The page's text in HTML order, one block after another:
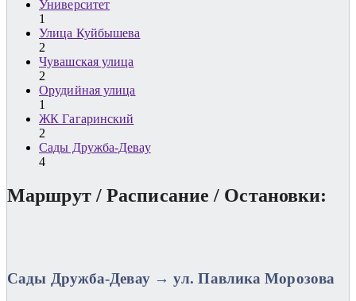
Университет
1
Улица Куйбышева
2
Чувашская улица
2
Орудийная улица
1
ЖК Гагаринский
2
Сады Дружба-Девау
4
Маршрут / Расписание / Остановки:
Сады Дружба-Девау → ул. Павлика Морозова